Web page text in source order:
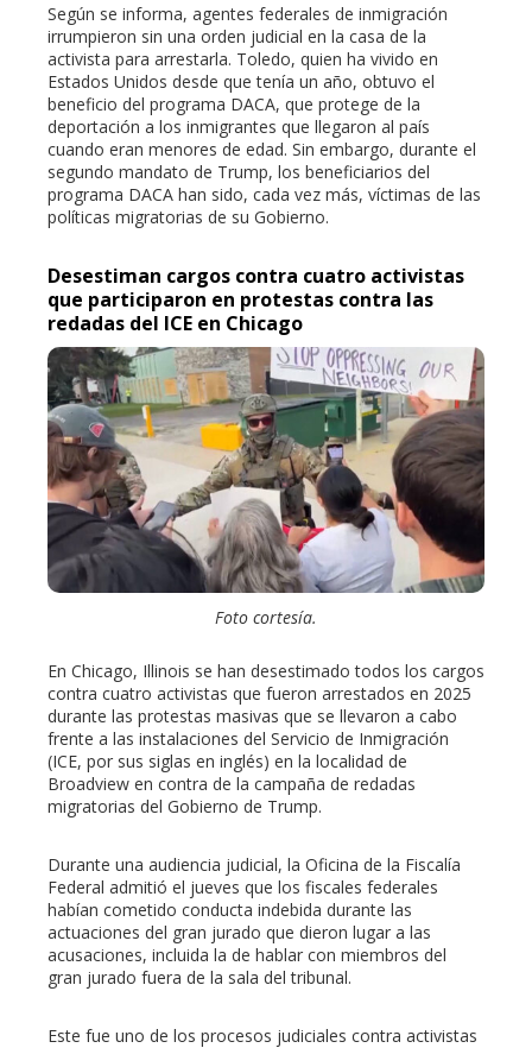
Según se informa, agentes federales de inmigración
irrumpieron sin una orden judicial en la casa de la
activista para arrestarla. Toledo, quien ha vivido en
Estados Unidos desde que tenía un año, obtuvo el
beneficio del programa DACA, que protege de la
deportación a los inmigrantes que llegaron al país
cuando eran menores de edad. Sin embargo, durante el
segundo mandato de Trump, los beneficiarios del
programa DACA han sido, cada vez más, víctimas de las
políticas migratorias de su Gobierno.
Desestiman cargos contra cuatro activistas
que participaron en protestas contra las
redadas del ICE en Chicago
Foto cortesía.
En Chicago, Illinois se han desestimado todos los cargos
contra cuatro activistas que fueron arrestados en 2025
durante las protestas masivas que se llevaron a cabo
frente a las instalaciones del Servicio de Inmigración
(ICE, por sus siglas en inglés) en la localidad de
Broadview en contra de la campaña de redadas
migratorias del Gobierno de Trump.
Durante una audiencia judicial, la Oficina de la Fiscalía
Federal admitió el jueves que los fiscales federales
habían cometido conducta indebida durante las
actuaciones del gran jurado que dieron lugar a las
acusaciones, incluida la de hablar con miembros del
gran jurado fuera de la sala del tribunal.
Este fue uno de los procesos judiciales contra activistas